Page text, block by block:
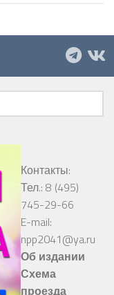
Контакты:
Тел.: 8 (495)
745-29-66
E-mail:
npp2041@ya.ru
Об издании
Схема
проезда